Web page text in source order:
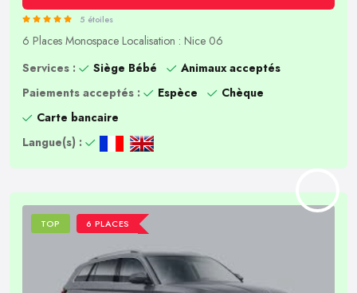
5 étoiles
6 Places Monospace Localisation : Nice 06
Services :
Siège Bébé
Animaux acceptés
Paiements acceptés :
Espèce
Chèque
Carte bancaire
Langue(s) :
TOP 6 PLACES